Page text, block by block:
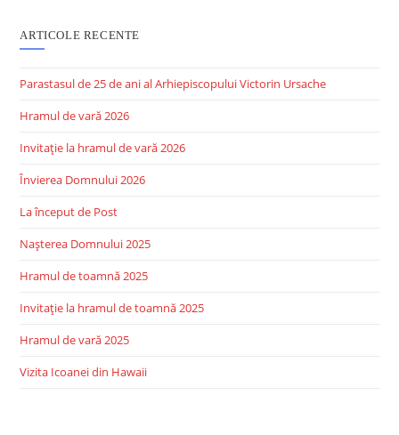
ARTICOLE RECENTE
Parastasul de 25 de ani al Arhiepiscopului Victorin Ursache
Hramul de vară 2026
Invitație la hramul de vară 2026
Învierea Domnului 2026
La început de Post
Nașterea Domnului 2025
Hramul de toamnă 2025
Invitație la hramul de toamnă 2025
Hramul de vară 2025
Vizita Icoanei din Hawaii